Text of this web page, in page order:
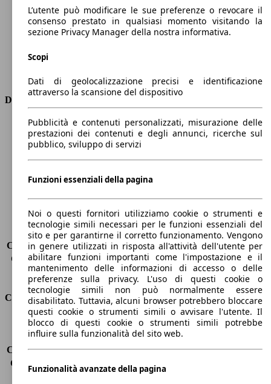
Coppia
230 nm
Cilindrata
1199 ccm
Carburante
Benzina
Trasmissione
Dimensioni
Lunghezza
4160 mm
Altezza
1560 mm
Larghezza
Peso massimo
1680 kg
Sedili
5
Carico sul tetto
-
Capacità di traino (senza freni) -
Capacità di traino (con freni)
1250 kg
Volume del bagagliaio
350 - 1200 l
Consumi
Emissioni di CO2*
129 g/km (komb.)
Consumo (urbano)
6.6 l/100km
Consumo (extra-urbano) 5.0 l/100km
Consumo (combinato)*
5.6 l/100km
L’utente può modificare le sue preferenze o revocare il
consenso prestato in qualsiasi momento visitando la
sezione Privacy Manager della nostra informativa.
Scopi
Dati di geolocalizzazione precisi e identificazione
attraverso la scansione del dispositivo
Pubblicità e contenuti personalizzati, misurazione delle
prestazioni dei contenuti e degli annunci, ricerche sul
pubblico, sviluppo di servizi
Funzioni essenziali della pagina
Noi o questi fornitori utilizziamo cookie o strumenti e
tecnologie simili necessari per le funzioni essenziali del
sito e per garantirne il corretto funzionamento. Vengono
in genere utilizzati in risposta all'attività dell'utente per
abilitare funzioni importanti come l'impostazione e il
mantenimento delle informazioni di accesso o delle
preferenze sulla privacy. L'uso di questi cookie o
tecnologie simili non può normalmente essere
disabilitato. Tuttavia, alcuni browser potrebbero bloccare
questi cookie o strumenti simili o avvisare l'utente. Il
blocco di questi cookie o strumenti simili potrebbe
influire sulla funzionalità del sito web.
Funzionalità avanzate della pagina